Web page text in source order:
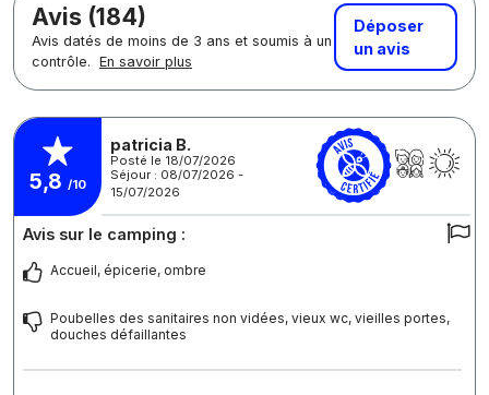
Avis (184)
Avis datés de moins de 3 ans et soumis à un
contrôle. En savoir plus
Déposer
un avis
5,8 /10
patricia B.
Posté le 18/07/2026
Séjour : 08/07/2026 -
15/07/2026
Avis sur le camping :
Accueil, épicerie, ombre
Poubelles des sanitaires non vidées, vieux wc, vieilles portes,
douches défaillantes